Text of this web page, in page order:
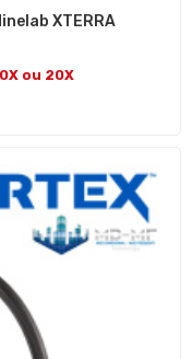
XTERRA
ou 20X